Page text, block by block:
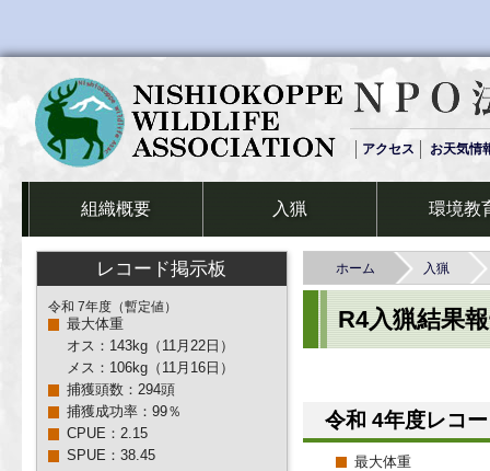
アクセス お天気情
組織概要 入猟 環境教
ホーム 入猟
R4入猟結果
令和 4年度レコ
最大体重
レコード掲示板
令和 7年度（暫定値）
最大体重
オス：143kg（11月22日）
メス：106kg（11月16日）
捕獲頭数：294頭
捕獲成功率：99％
CPUE：2.15
SPUE：38.45